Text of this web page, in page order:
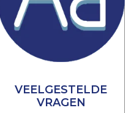
VEELGESTELDE
VRAGEN